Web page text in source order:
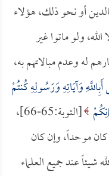
أو نحو ذلك، هؤلاء
ولو ماتوا غير
له وعدم مبالاتهم به،
وَآيَاتِهِ وَرَسُولِهِ كُنتُمْ
[التوبة:65-66]،
موحداً، وإن كان
شيئاً عند جميع العلماء